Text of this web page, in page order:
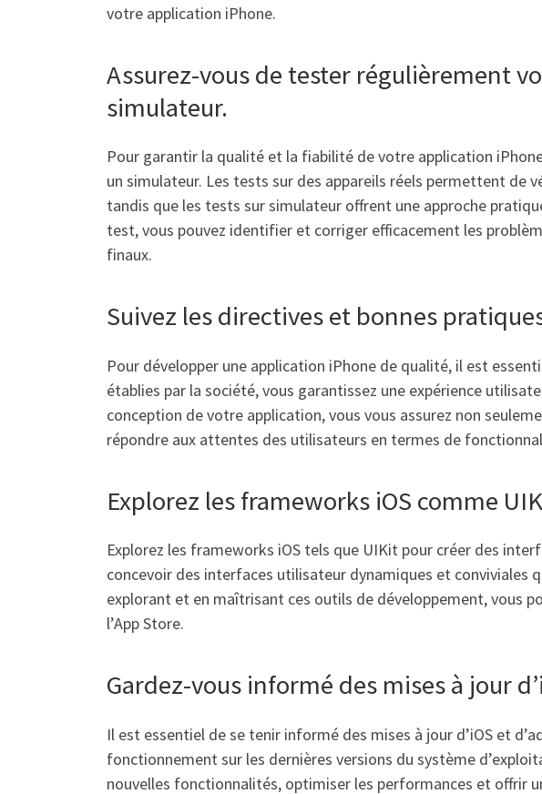
votre application iPhone.
Assurez-vous de tester régulièrement
simulateur.
Pour garantir la qualité et la fiabilité de votre application
un simulateur. Les tests sur des appareils réels permettent de
tandis que les tests sur simulateur offrent une approche
test, vous pouvez identifier et corriger efficacement les
finaux.
Suivez les directives et bonnes
Pour développer une application iPhone de qualité, il est
établies par la société, vous garantissez une expérience
conception de votre application, vous vous assurez non
répondre aux attentes des utilisateurs en termes de
Explorez les frameworks iOS comme
Explorez les frameworks iOS tels que UIKit pour créer des
concevoir des interfaces utilisateur dynamiques et conviviales
explorant et en maîtrisant ces outils de développement, vous
l’App Store.
Gardez-vous informé des mises à jour
Il est essentiel de se tenir informé des mises à jour d’iOS et
fonctionnement sur les dernières versions du système
nouvelles fonctionnalités, optimiser les performances et offrir